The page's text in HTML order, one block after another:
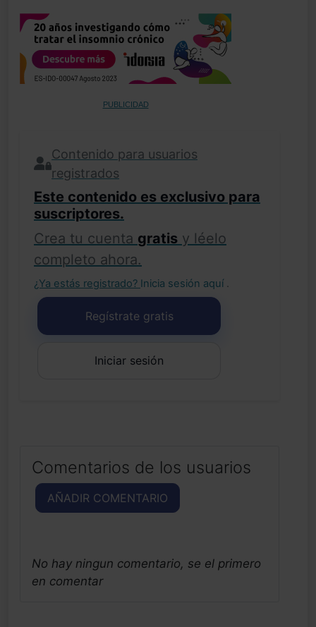
PUBLICIDAD
Contenido para usuarios
registrados
Este contenido es exclusivo para
suscriptores.
Crea tu cuenta gratis y léelo
completo ahora.
¿Ya estás registrado? Inicia sesión aquí .
Regístrate gratis
Iniciar sesión
Comentarios de los usuarios
AÑADIR COMENTARIO
No hay ningun comentario, se el primero
en comentar